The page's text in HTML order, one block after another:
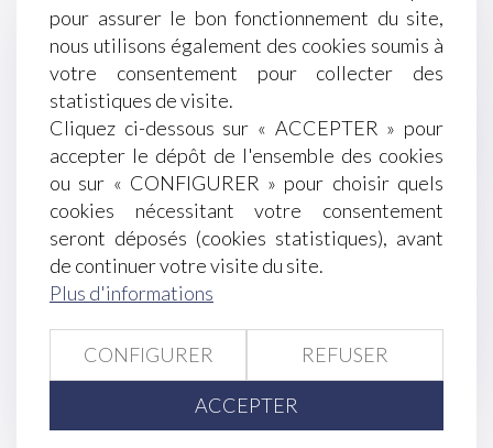
Proposition de loi visant à mieux protéger et
accompagner les enfants victimes et covictimes
de violences intrafamiliales
La reconnaissance de la faute inexcusable de
l’employeur en cas de maladies professionnelles
Contrôle des nouveaux produits d’hygiène
féminine
La recevabilité des demandes distinctes de
celles portant sur les désaccords des parties
La qualification de faute inexcusable de
l’employeur : une connaissance du risque encouru
nécessaire
Salarié expatrié : précisions sur les indemnités
relatives au licenciement
<< < ... 68 69 70 71 72 73 74
pour assurer le bon fonctionnement du site,
nous utilisons également des cookies soumis à
votre consentement pour collecter des
statistiques de visite.
Cliquez ci-dessous sur « ACCEPTER » pour
accepter le dépôt de l'ensemble des cookies
ou sur « CONFIGURER » pour choisir quels
cookies nécessitant votre consentement
seront déposés (cookies statistiques), avant
de continuer votre visite du site.
Plus d'informations
CONFIGURER REFUSER
ACCEPTER